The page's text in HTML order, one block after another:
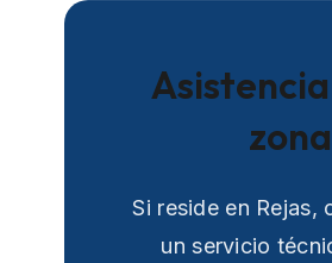
Si reside en Rejas,
un servicio